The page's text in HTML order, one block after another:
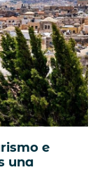
e
una